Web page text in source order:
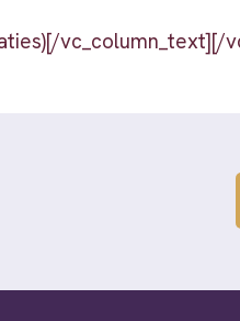
vc_column_text][/